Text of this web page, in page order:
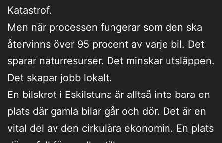
Katastrof.
Men när processen fungerar som den ska
återvinns över 95 procent av varje bil. Det
sparar naturresurser. Det minskar utsläppen.
Det skapar jobb lokalt.
En bilskrot i Eskilstuna är alltså inte bara en
plats där gamla bilar går och dör. Det är en
vital del av den cirkulära ekonomin. En plats